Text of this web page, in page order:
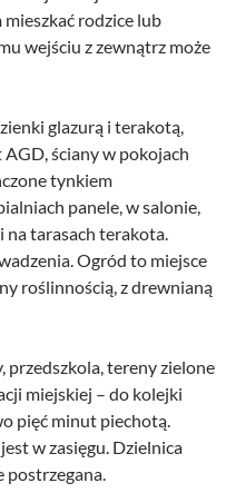
rodzice lub
wejściu z zewnątrz może
glazurą i terakotą,
ściany w pokojach
tynkiem
panele, w salonie,
na tarasach terakota.
Ogród to miejsce
roślinnością, z drewnianą
przedszkola, tereny zielone
miejskiej – do kolejki
pięć minut piechotą.
w zasięgu. Dzielnica
postrzegana.